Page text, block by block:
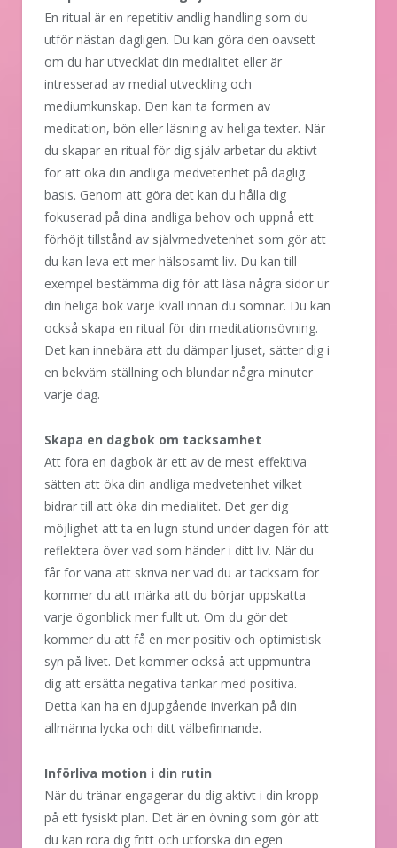
En ritual är en repetitiv andlig handling som du
utför nästan dagligen. Du kan göra den oavsett
om du har utvecklat din medialitet eller är
intresserad av medial utveckling och
mediumkunskap. Den kan ta formen av
meditation, bön eller läsning av heliga texter. När
du skapar en ritual för dig själv arbetar du aktivt
för att öka din andliga medvetenhet på daglig
basis. Genom att göra det kan du hålla dig
fokuserad på dina andliga behov och uppnå ett
förhöjt tillstånd av självmedvetenhet som gör att
du kan leva ett mer hälsosamt liv. Du kan till
exempel bestämma dig för att läsa några sidor ur
din heliga bok varje kväll innan du somnar. Du kan
också skapa en ritual för din meditationsövning.
Det kan innebära att du dämpar ljuset, sätter dig i
en bekväm ställning och blundar några minuter
varje dag.
Skapa en dagbok om tacksamhet
Att föra en dagbok är ett av de mest effektiva
sätten att öka din andliga medvetenhet vilket
bidrar till att öka din medialitet. Det ger dig
möjlighet att ta en lugn stund under dagen för att
reflektera över vad som händer i ditt liv. När du
får för vana att skriva ner vad du är tacksam för
kommer du att märka att du börjar uppskatta
varje ögonblick mer fullt ut. Om du gör det
kommer du att få en mer positiv och optimistisk
syn på livet. Det kommer också att uppmuntra
dig att ersätta negativa tankar med positiva.
Detta kan ha en djupgående inverkan på din
allmänna lycka och ditt välbefinnande.
Införliva motion i din rutin
När du tränar engagerar du dig aktivt i din kropp
på ett fysiskt plan. Det är en övning som gör att
du kan röra dig fritt och utforska din egen